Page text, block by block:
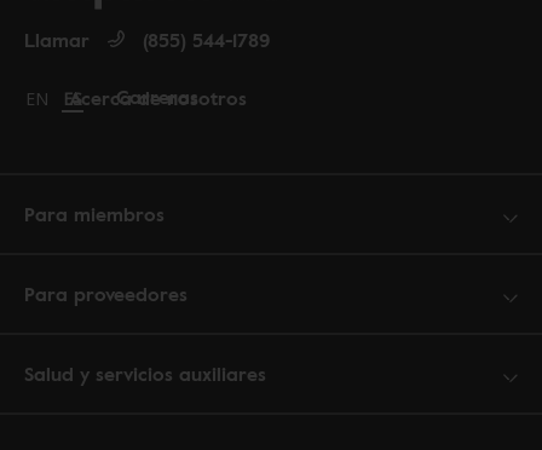
Acerca de nosotros
Carreras
Llamar (855) 544-1789
Change language to English
EN Cambiar idioma a español
ES
Para miembros
Para proveedores
Salud y servicios auxiliares